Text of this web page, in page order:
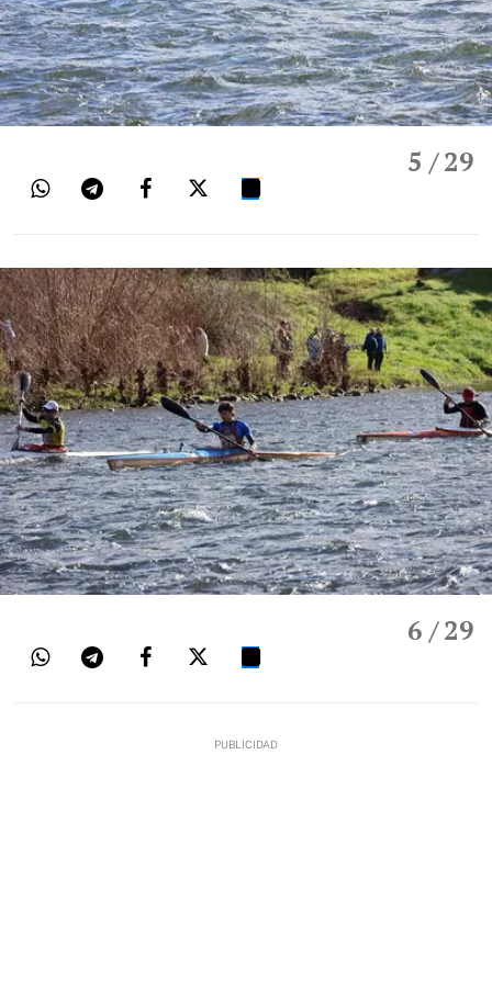
5 / 29
6 / 29